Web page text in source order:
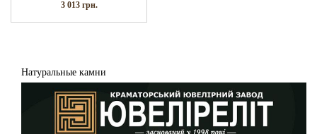
3 013 грн.
Натуральные камни